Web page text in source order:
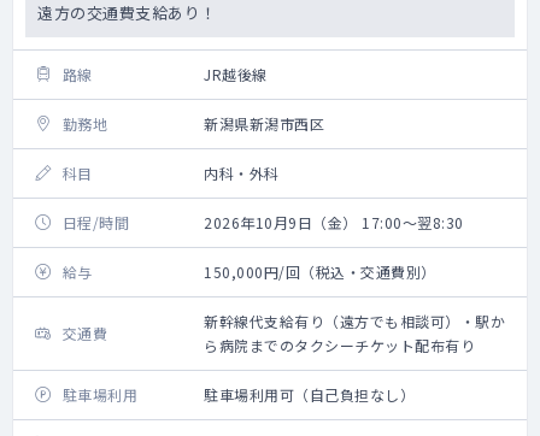
遠方の交通費支給あり！
路線 JR越後線
勤務地 新潟県新潟市西区
科目 内科・外科
日程/時間 2026年10月9日（金） 17:00～翌8:30
給与 150,000円/回（税込・交通費別）
交通費
新幹線代支給有り（遠方でも相談可）・駅か
ら病院までのタクシーチケット配布有り
駐車場利用 駐車場利用可（自己負担なし）